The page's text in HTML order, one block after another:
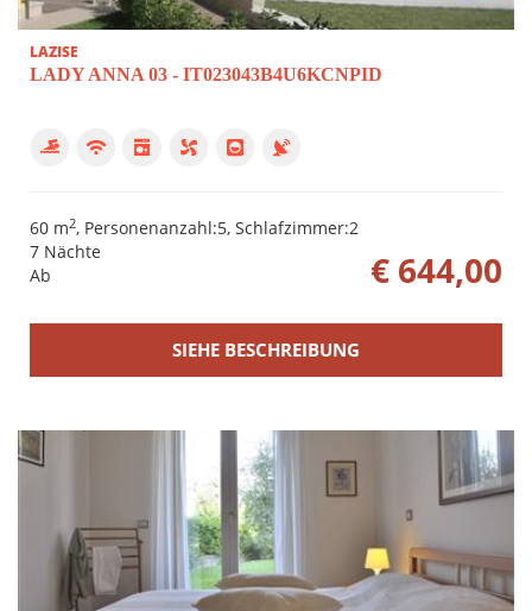
LAZISE
LADY ANNA 03 - IT023043B4U6KCNPID
60 m2, Personenanzahl:5, Schlafzimmer:2
€ 644,00
7 Nächte
Ab
SIEHE BESCHREIBUNG